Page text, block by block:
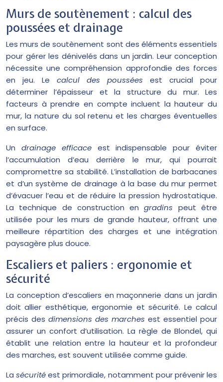
Murs de soutènement : calcul des
poussées et drainage
Les murs de soutènement sont des éléments essentiels
pour gérer les dénivelés dans un jardin. Leur conception
nécessite une compréhension approfondie des forces
en jeu. Le calcul des poussées est crucial pour
déterminer l’épaisseur et la structure du mur. Les
facteurs à prendre en compte incluent la hauteur du
mur, la nature du sol retenu et les charges éventuelles
en surface.
Un drainage efficace est indispensable pour éviter
l’accumulation d’eau derrière le mur, qui pourrait
compromettre sa stabilité. L’installation de barbacanes
et d’un système de drainage à la base du mur permet
d’évacuer l’eau et de réduire la pression hydrostatique.
La technique de construction engradins peut être
utilisée pour les murs de grande hauteur, offrant une
meilleure répartition des charges et une intégration
paysagère plus douce.
Escaliers et paliers : ergonomie et
sécurité
La conception d’escaliers en maçonnerie dans un jardin
doit allier esthétique, ergonomie et sécurité. Le calcul
précis des dimensions des marches est essentiel pour
assurer un confort d’utilisation. La règle de Blondel, qui
établit une relation entre la hauteur et la profondeur
des marches, est souvent utilisée comme guide.
Lasécuritéest primordiale, notamment pour prévenir les